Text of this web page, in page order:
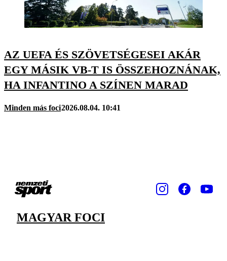
AZ UEFA ÉS SZÖVETSÉGESEI AKÁR
EGY MÁSIK VB-T IS ÖSSZEHOZNÁNAK,
HA INFANTINO A SZÍNEN MARAD
Minden más foci2026.08.04. 10:41
MAGYAR FOCI